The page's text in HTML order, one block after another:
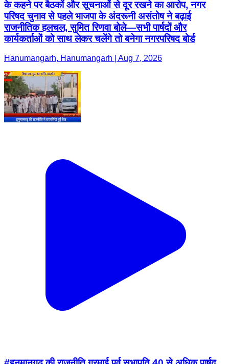
के कहने पर बैठकों और सूचनाओं से दूर रखने का आरोप, नगर
परिषद चुनाव से पहले भाजपा के अंदरूनी असंतोष ने बढ़ाई
राजनीतिक हलचल, सुमित रिणवा बोले—सभी पार्षदों और
कार्यकर्ताओं को साथ लेकर चलेंगे तो बनेगा नगरपरिषद बोर्ड
Hanumangarh, Hanumangarh | Aug 7, 2026